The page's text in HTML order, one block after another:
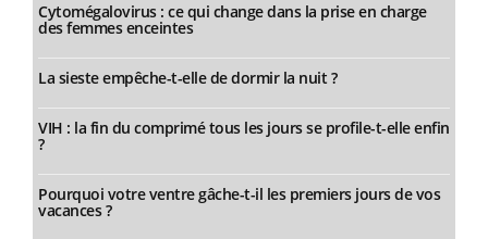
Cytomégalovirus : ce qui change dans la prise en charge
des femmes enceintes
La sieste empêche-t-elle de dormir la nuit ?
VIH : la fin du comprimé tous les jours se profile-t-elle enfin
?
Pourquoi votre ventre gâche-t-il les premiers jours de vos
vacances ?